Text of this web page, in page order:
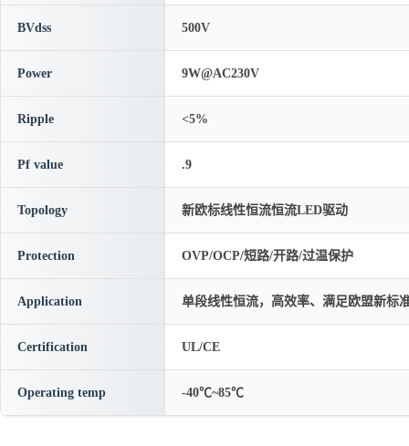
BVdss 500V
Power 9W@AC230V
Ripple <5%
Pf value .9
Topology 新欧标线性恒流恒流LED驱动
Protection OVP/OCP/短路/开路/过温保护
Application 单段线性恒流，高效率、满足欧盟新标
Certification UL/CE
Operating temp -40℃~85℃